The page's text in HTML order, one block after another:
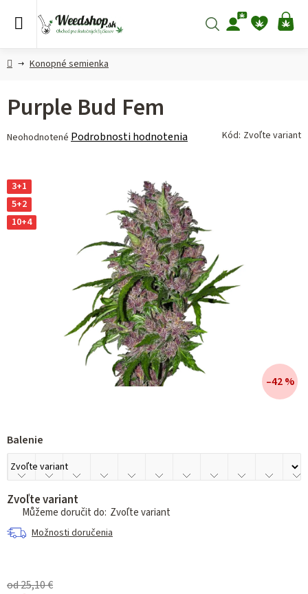
Hľadať
DomovKonopné semienka
Balenie
Zvoľte variant
Zvoľte variant
Možnosti doručenia
od 25,10 €
Purple Bud Fem
Priemerné
je
0,0
z 5
hviezdičiek.
Neohodnotené Podrobnosti hodnotenia Kód: Zvoľte variant
3+1
5+2
10+4
–42 %